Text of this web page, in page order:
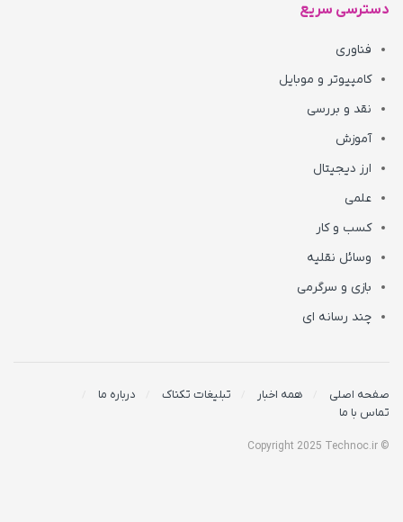
دسترسی سریع
فناوری
کامپیوتر و موبایل
نقد و بررسی
آموزش
ارز دیجیتال
علمی
کسب و کار
وسائل نقلیه
بازی و سرگرمی
چند رسانه ای
صفحه اصلی همه اخبار تبلیغات تکناک
درباره ما
تماس با ما
© Copyright 2025 Technoc.ir